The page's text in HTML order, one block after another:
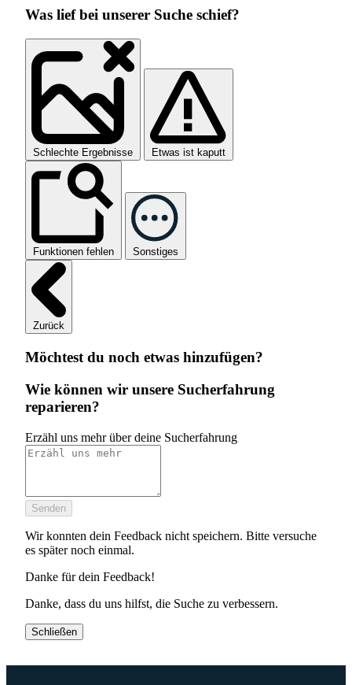
Was lief bei unserer Suche schief?
Schlechte Ergebnisse Etwas ist kaputt
Funktionen fehlen Sonstiges
Zurück
Möchtest du noch etwas hinzufügen?
Wie können wir unsere Sucherfahrung
reparieren?
Erzähl uns mehr über deine Sucherfahrung
Senden
Wir konnten dein Feedback nicht speichern. Bitte versuche
es später noch einmal.
Danke für dein Feedback!
Danke, dass du uns hilfst, die Suche zu verbessern.
Schließen